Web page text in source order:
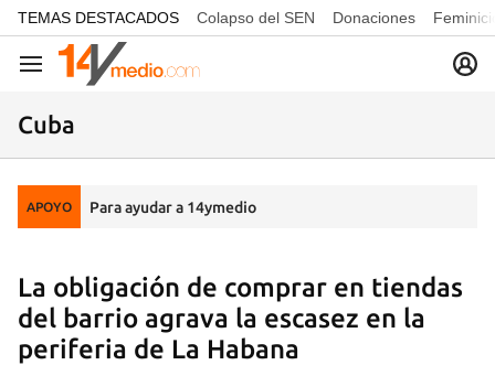
common.go-to-content
TEMAS DESTACADOS Colapso del SEN Donaciones
Navegación
Cuba
APOYO Para ayudar a 14ymedio
La obligación de comprar en tiendas
del barrio agrava la escasez en la
periferia de La Habana